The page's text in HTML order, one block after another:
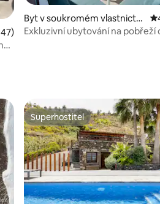
hodnocení 4,91 z 5, 147 hodnocení
Byt v soukromém vlastnictví
ve městě Santiago del Teide
Exkluzivní ubytování na pobřeží
Superhostitel
Superhostitel